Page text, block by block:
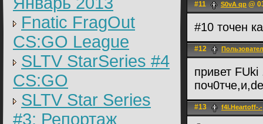
Fnatic FragOut
CS:GO League
SLTV StarSeries #4
CS:GO
SLTV Star Series
#3: Репортаж
#11 S0vA qp @
#10 точен
#12
привет
#13 f4l.Heartoff-.-